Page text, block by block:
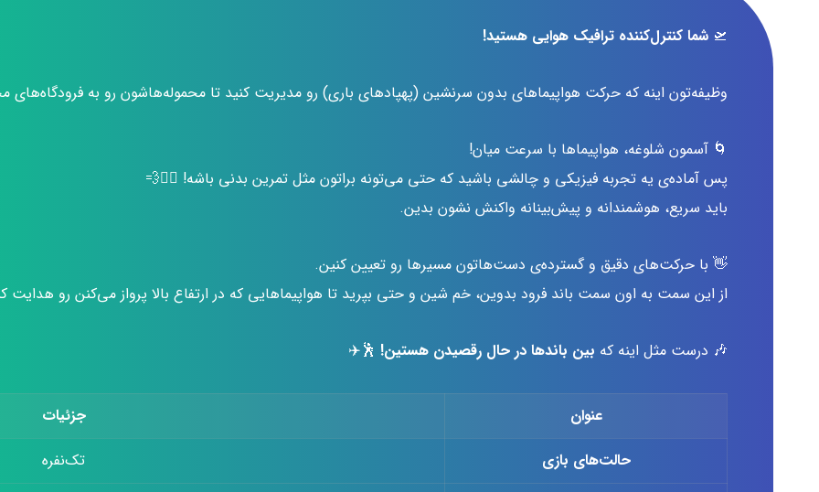
🛫 شما کنترل‌کننده ترافیک هوایی هستید!
وظیفه‌تون اینه که حرکت هواپیماهای بدون سرنشین (پهپادهای باری) رو مدیریت کنید تا محموله‌هاشون رو به
🌀 آسمون شلوغه، هواپیماها با سرعت میان!
پس آماده‌ی یه تجربه فیزیکی و چالشی باشید که حتی می‌تونه براتون مثل تمرین بدنی باشه! 🏃‍♂️💨
باید سریع، هوشمندانه و پیش‌بینانه واکنش نشون بدین.
👋 با حرکت‌های دقیق و گسترده‌ی دست‌هاتون مسیرها رو تعیین کنین.
از این سمت به اون سمت باند فرود بدوین، خم شین و حتی بپرید تا هواپیماهایی که در ارتفاع بالا پرواز می‌کنن رو هدایت
🎶 درست مثل اینه که بین باندها در حال رقصیدن هستین! 🕺✈️
عنوان
جزئیات
حالت‌های بازی
تک‌نفره